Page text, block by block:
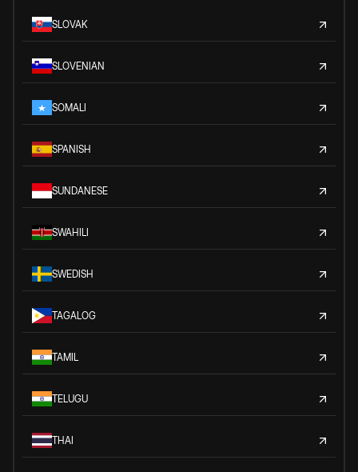
SLOVAK
SLOVENIAN
SOMALI
SPANISH
SUNDANESE
SWAHILI
SWEDISH
TAGALOG
TAMIL
TELUGU
THAI